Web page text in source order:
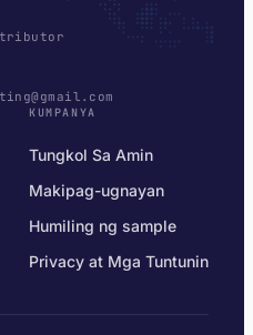
KUMPANYA
Tungkol Sa Amin
Makipag-ugnayan
Humiling ng sample
Privacy at Mga Tuntunin